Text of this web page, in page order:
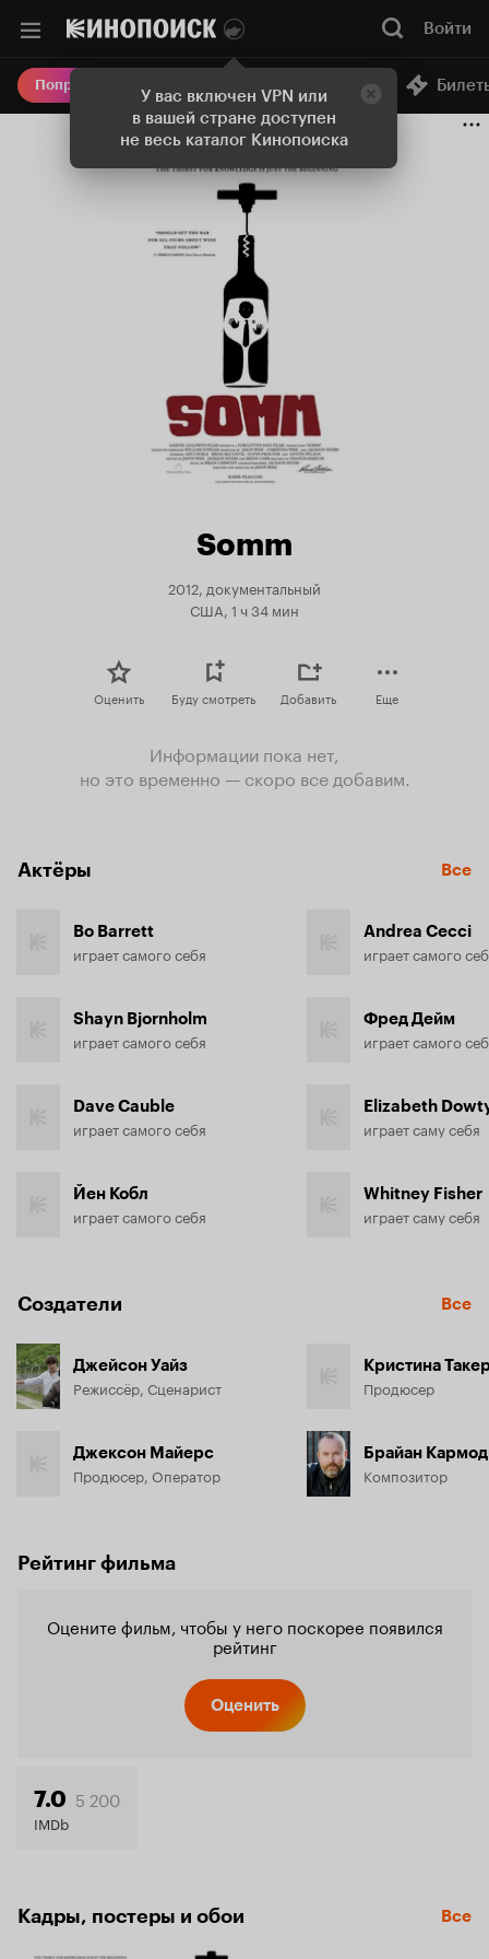
У вас включен VPN или
в вашей стране доступен
не весь каталог Кинопоиска
Войти
Попробовать Плюс Онлайн-кинотеатр
Somm
2012, документальный
США, 1 ч 34 мин
Оценить Буду смотреть Добавить Еще
Информации пока нет,
но это временно — скоро все добавим.
Актёры Все
Bo Barrett
играет самого себя
Shayn Bjornholm
играет самого себя
Dave Cauble
играет самого себя
Йен Кобл
играет самого себя
Andrea Cecci
играет самого
Фред Дейм
играет самого
Elizabeth
играет саму себя
Whitney Fisher
играет саму себя
Создатели Все
Джейсон Уайз
Режиссёр, Сценарист
Джексон Майерс
Продюсер, Оператор
Кристина
Продюсер
Брайан
Композитор
Рейтинг фильма
Оцените фильм, чтобы у него поскорее появился
рейтинг
Оценить
7.0 5 200
IMDb
Кадры, постеры и обои Все